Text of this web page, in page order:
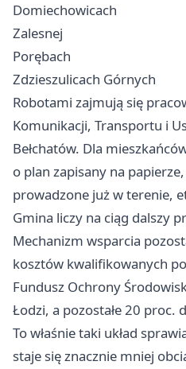
Domiechowicach
Zalesnej
Porębach
Zdzieszulicach Górnych
Robotami zajmują się
Komunikacji, Transportu i
Bełchatów. Dla
o plan zapisany na papierze,
prowadzone już w terenie,
Gmina liczy na ciąg dalszy
Mechanizm wsparcia
kosztów kwalifikowanych
Fundusz Ochrony
Łodzi, a pozostałe 20 proc.
To właśnie taki układ
staje się znacznie mniej